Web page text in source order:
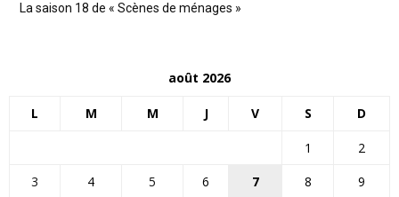
La saison 18 de « Scènes de ménages »
août 2026
L M M J V S D
1
2
3
4 5 6 7 8
9